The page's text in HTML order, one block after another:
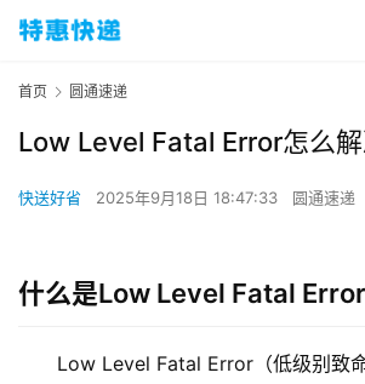
首页 圆通速递
Low Level Fatal Error怎么
快送好省 2025年9月18日 18:47:33 圆通速递
什么是Low Level Fatal Error
Low Level Fatal Error（低级别致